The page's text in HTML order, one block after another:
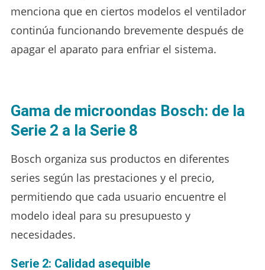
menciona que en ciertos modelos el ventilador
continúa funcionando brevemente después de
apagar el aparato para enfriar el sistema.
Gama de microondas Bosch: de la
Serie 2 a la Serie 8
Bosch organiza sus productos en diferentes
series según las prestaciones y el precio,
permitiendo que cada usuario encuentre el
modelo ideal para su presupuesto y
necesidades.
Serie 2: Calidad asequible